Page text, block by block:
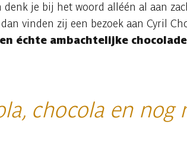
je bij het woord alléén al aan
vinden zij een bezoek aan Cyril
échte ambachtelijke
chocola en nog